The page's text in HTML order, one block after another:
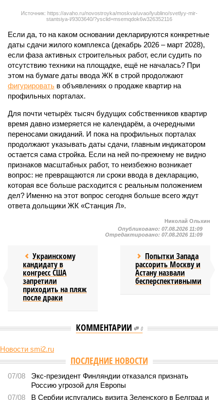
Источник: https://avaho.ru/novostroyka/moskva/uvao/lyublino/svetlyy-mir-
stantsiya-l/9303640/?ysclid=msemqdok6w326352116
Если да, то на каком основании декларируются конкретные
даты сдачи жилого комплекса (декабрь 2026 – март 2028),
если фаза активных строительных работ, если судить по
отсутствию техники на площадке, ещё не началась? При
этом на бумаге даты ввода ЖК в строй продолжают
фигурировать в объявлениях о продаже квартир на
профильных порталах.
Для почти четырёх тысяч будущих собственников квартир
время давно измеряется не календарём, а очередными
переносами ожиданий. И пока на профильных порталах
продолжают указывать даты сдачи, главным индикатором
остается сама стройка. Если на ней по-прежнему не видно
признаков масштабных работ, то неизбежно возникает
вопрос: не превращаются ли сроки ввода в декларацию,
которая все больше расходится с реальным положением
дел? Именно на этот вопрос сегодня больше всего ждут
ответа дольщики ЖК «Станция Л».
Николай Ольхин
Опубликовано: 07.08.2026 11:09
Отредактировано: 07.08.2026 11:09
Украинскому
кандидату в
конгресс США
запретили
приходить на пляж
после драки
Попытки Запада
рассорить Москву и
Астану назвали
бесперспективными
КОММЕНТАРИИ 0
Новости smi2.ru
Земля уже не раз показывала человечеству свой
крутой нрав – когда покажет снова?
Последние времена